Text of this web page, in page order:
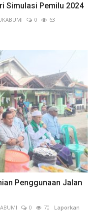
Simulasi Pemilu 2024
0
63
Penggunaan Jalan
0 70 Laporkan